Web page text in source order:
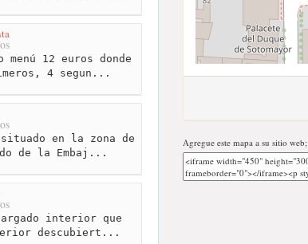
menú 12 euros donde
4 segun...
en la zona de
de la Embaj...
interior que
descubiert...
Agregue este mapa a su sitio web;